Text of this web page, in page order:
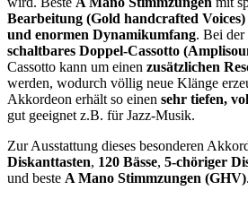
Bearbeitung (Gold handcrafted Voices)
und enormen Dynamikumfang. Bei der
schaltbares Doppel-Cassotto
Cassotto kann um einen zusätzlichen
werden, wodurch völlig neue Klänge
Akkordeon erhält so einen sehr tiefen,
gut geeignet z.B. für Jazz-Musik.
Zur Ausstattung dieses besonderen
Diskanttasten, 120 Bässe, 5-chöriger
und beste A Mano Stimmzungen (GHV).